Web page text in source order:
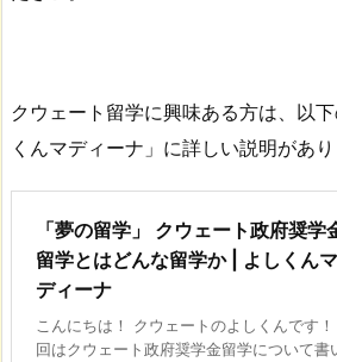
クウェート留学に興味ある方は、以
くんマディーナ」に詳しい説明があり
「夢の留学」 クウェート政府奨学
留学とはどんな留学か | よしくんマ
ディーナ
こんにちは！ クウェートのよしくんです！
回はクウェート政府奨学金留学について書